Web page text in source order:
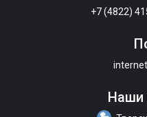
+7 (4822)
Наши